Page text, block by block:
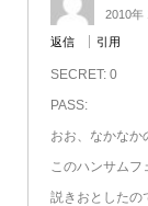
2010年
返信 引用
SECRET: 0
PASS:
おお、なかなか
このハンサム
説きおとしたの